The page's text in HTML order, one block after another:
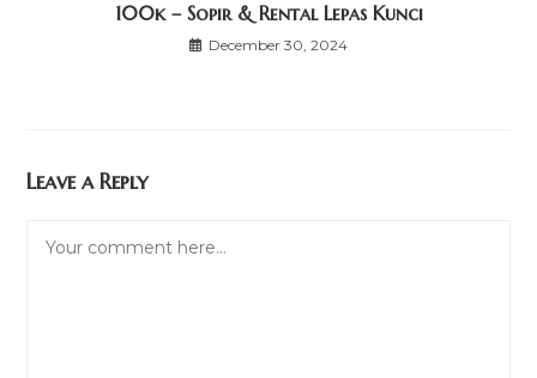
100k – Sopir & Rental Lepas Kunci
December 30, 2024
Leave a Reply